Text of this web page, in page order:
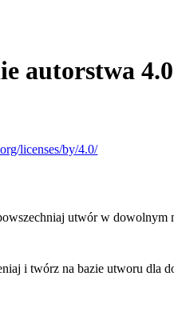
autorstwa
licenses/by/4.0/
utwór w dowolnym
i twórz na bazie utworu dla